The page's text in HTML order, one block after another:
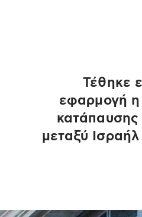
Τέθηκε
εφαρμογή
κατάπαυσης
μεταξύ